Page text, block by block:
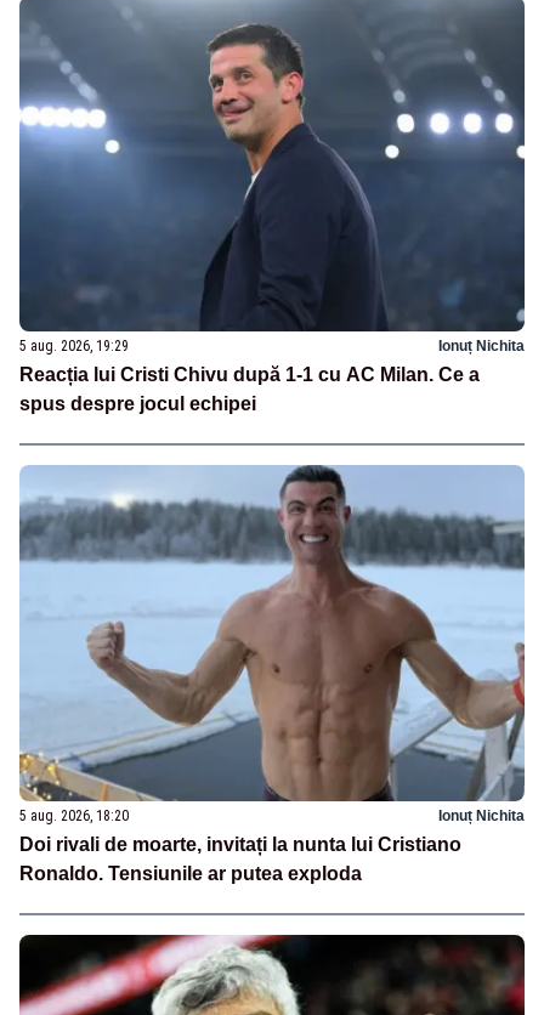
5 aug. 2026, 19:29 Ionuț Nichita
Reacția lui Cristi Chivu după 1-1 cu AC Milan. Ce a
spus despre jocul echipei
5 aug. 2026, 18:20 Ionuț Nichita
Doi rivali de moarte, invitați la nunta lui Cristiano
Ronaldo. Tensiunile ar putea exploda